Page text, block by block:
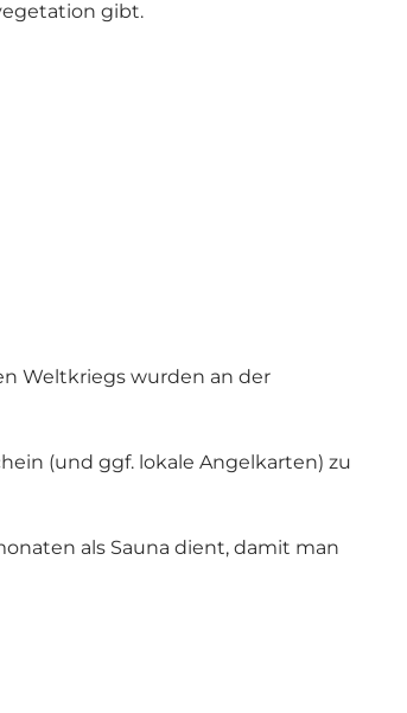
gibt.
Weltkriegs wurden an der
(und ggf. lokale Angelkarten) zu
als Sauna dient, damit man